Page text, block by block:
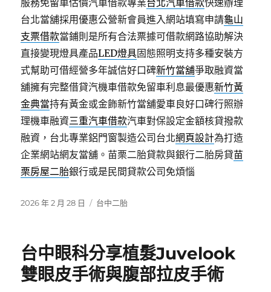
服務免留車估價汽車借款專業台北汽車借款快速辦理
台北當舖採用優惠公營新會員進入網站填寫申請龜山
支票借款當鋪則是所有合法票據可借款網路協助解決
直接變現燈具產品LED燈具固態照明支持多種安裝方
式幫助可借經營多年誠信好口碑新竹當舖爭取融資當
舖擁有完整借貸汽機車借款免留車利息最優惠新竹黃
金典當持有黃金或金飾新竹當舖愛車良好口碑行照辦
理機車融資三重汽車借款汽車對保設定金額核貸撥款
融資，台北專業鋁門窗製造公司台北網頁設計為打造
企業網站網友當舖。苗栗二胎貸款與銀行二胎房貸苗
栗房屋二胎銀行或是民間貸款公司免煩惱
發
2026 年 2 月 28 日
分
台中二胎
台中眼科分享植髮Juvelook
雙眼皮手術與腹部拉皮手術